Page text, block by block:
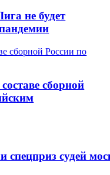
не будет
сборной
судей